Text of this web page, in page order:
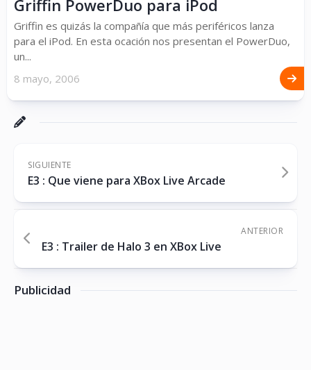
Griffin PowerDuo para iPod
Griffin es quizás la compañía que más periféricos lanza
para el iPod. En esta ocación nos presentan el PowerDuo,
un...
8 mayo, 2006
SIGUIENTE
E3 : Que viene para XBox Live Arcade
ANTERIOR
E3 : Trailer de Halo 3 en XBox Live
Publicidad